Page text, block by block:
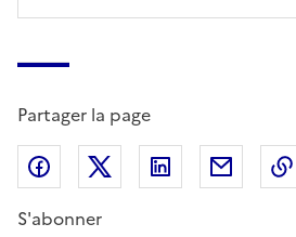
Partager la page
Partager sur Facebook
Partager sur X
Partager sur
S'abonner